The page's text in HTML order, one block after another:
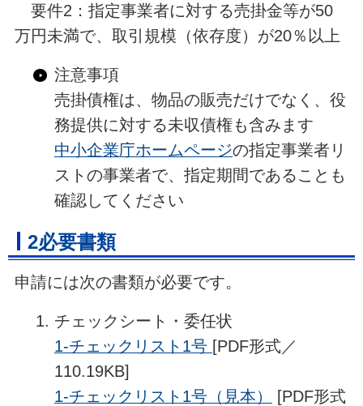
要件2：指定事業者に対する売掛金等が50
万円未満で、取引規模（依存度）が20％以上
注意事項
売掛債権は、物品の販売だけでなく、役
務提供に対する未収債権も含みます
中小企業庁ホームページの指定事業者リ
ストの事業者で、指定期間であることも
確認してください
2必要書類
申請には次の書類が必要です。
チェックシート・委任状
1-チェックリスト1号 [PDF形式／
110.19KB]
1-チェックリスト1号（見本）
[PDF形式